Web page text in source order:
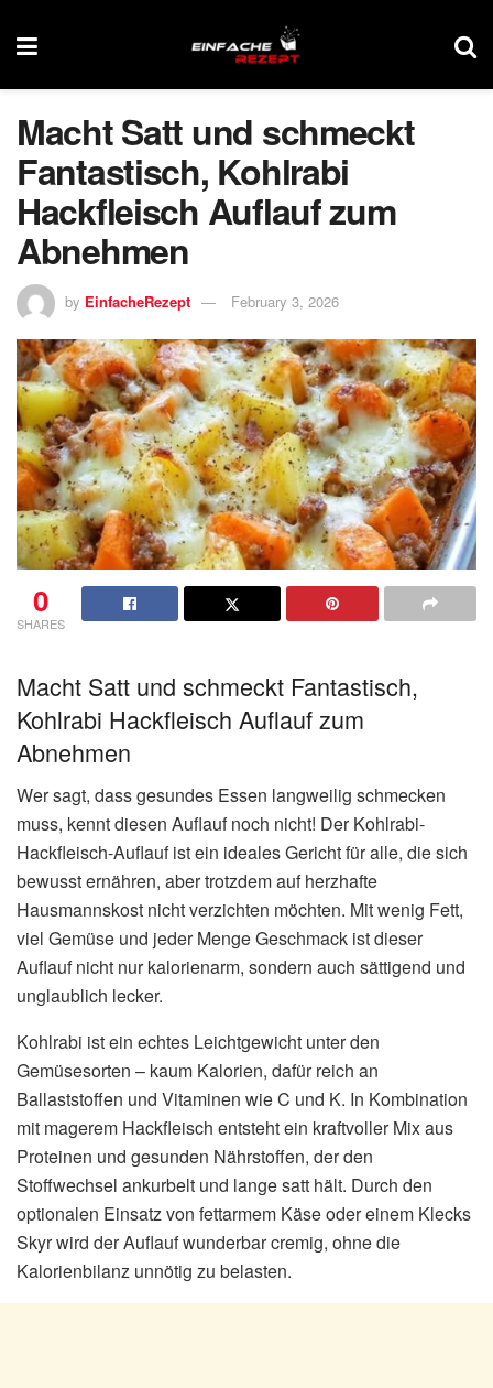
Macht Satt und schmeckt
Fantastisch, Kohlrabi
Hackfleisch Auflauf zum
Abnehmen
by EinfacheRezept February 3, 2026
0
SHARES
Macht Satt und schmeckt Fantastisch,
Kohlrabi Hackfleisch Auflauf zum
Abnehmen
Wer sagt, dass gesundes Essen langweilig schmecken
muss, kennt diesen Auflauf noch nicht! Der Kohlrabi-
Hackfleisch-Auflauf ist ein ideales Gericht für alle, die sich
bewusst ernähren, aber trotzdem auf herzhafte
Hausmannskost nicht verzichten möchten. Mit wenig Fett,
viel Gemüse und jeder Menge Geschmack ist dieser
Auflauf nicht nur kalorienarm, sondern auch sättigend und
unglaublich lecker.
Kohlrabi ist ein echtes Leichtgewicht unter den
Gemüsesorten – kaum Kalorien, dafür reich an
Ballaststoffen und Vitaminen wie C und K. In Kombination
mit magerem Hackfleisch entsteht ein kraftvoller Mix aus
Proteinen und gesunden Nährstoffen, der den
Stoffwechsel ankurbelt und lange satt hält. Durch den
optionalen Einsatz von fettarmem Käse oder einem Klecks
Skyr wird der Auflauf wunderbar cremig, ohne die
Kalorienbilanz unnötig zu belasten.